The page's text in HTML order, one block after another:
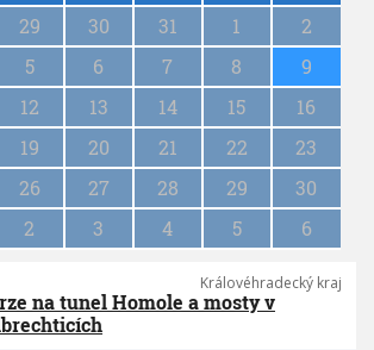
29 30 31 1
2
5 6 7 8
9
12 13 14 15
16
19 20 21 22
23
26 27 28 29
30
2 3 4 5 6
Královéhradecký kraj
na tunel Homole a mosty v